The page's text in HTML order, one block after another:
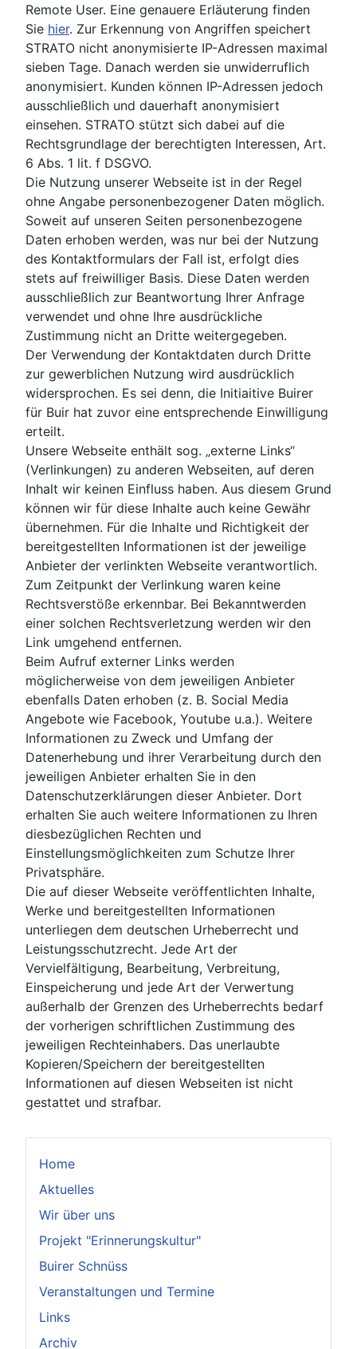
Home
Aktuelles
Wir über uns
Projekt "Erinnerungskultur"
Buirer Schnüss
Veranstaltungen und Termine
Links
Archiv
Remote User. Eine genauere Erläuterung finden
Sie hier. Zur Erkennung von Angriffen speichert
STRATO nicht anonymisierte IP-Adressen maximal
sieben Tage. Danach werden sie unwiderruflich
anonymisiert. Kunden können IP-Adressen jedoch
ausschließlich und dauerhaft anonymisiert
einsehen. STRATO stützt sich dabei auf die
Rechtsgrundlage der berechtigten Interessen, Art.
6 Abs. 1 lit. f DSGVO.
Die Nutzung unserer Webseite ist in der Regel
ohne Angabe personenbezogener Daten möglich.
Soweit auf unseren Seiten personenbezogene
Daten erhoben werden, was nur bei der Nutzung
des Kontaktformulars der Fall ist, erfolgt dies
stets auf freiwilliger Basis. Diese Daten werden
ausschließlich zur Beantwortung Ihrer Anfrage
verwendet und ohne Ihre ausdrückliche
Zustimmung nicht an Dritte weitergegeben.
Der Verwendung der Kontaktdaten durch Dritte
zur gewerblichen Nutzung wird ausdrücklich
widersprochen. Es sei denn, die Initiaitive Buirer
für Buir hat zuvor eine entsprechende Einwilligung
erteilt.
Unsere Webseite enthält sog. „externe Links“
(Verlinkungen) zu anderen Webseiten, auf deren
Inhalt wir keinen Einfluss haben. Aus diesem Grund
können wir für diese Inhalte auch keine Gewähr
übernehmen. Für die Inhalte und Richtigkeit der
bereitgestellten Informationen ist der jeweilige
Anbieter der verlinkten Webseite verantwortlich.
Zum Zeitpunkt der Verlinkung waren keine
Rechtsverstöße erkennbar. Bei Bekanntwerden
einer solchen Rechtsverletzung werden wir den
Link umgehend entfernen.
Beim Aufruf externer Links werden
möglicherweise von dem jeweiligen Anbieter
ebenfalls Daten erhoben (z. B. Social Media
Angebote wie Facebook, Youtube u.a.). Weitere
Informationen zu Zweck und Umfang der
Datenerhebung und ihrer Verarbeitung durch den
jeweiligen Anbieter erhalten Sie in den
Datenschutzerklärungen dieser Anbieter. Dort
erhalten Sie auch weitere Informationen zu Ihren
diesbezüglichen Rechten und
Einstellungsmöglichkeiten zum Schutze Ihrer
Privatsphäre.
Die auf dieser Webseite veröffentlichten Inhalte,
Werke und bereitgestellten Informationen
unterliegen dem deutschen Urheberrecht und
Leistungsschutzrecht. Jede Art der
Vervielfältigung, Bearbeitung, Verbreitung,
Einspeicherung und jede Art der Verwertung
außerhalb der Grenzen des Urheberrechts bedarf
der vorherigen schriftlichen Zustimmung des
jeweiligen Rechteinhabers. Das unerlaubte
Kopieren/Speichern der bereitgestellten
Informationen auf diesen Webseiten ist nicht
gestattet und strafbar.